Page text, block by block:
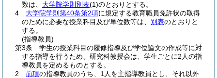
数は、 大学院学則別表(1)のとおりとする。
4
大学院学則第40条第2項に規定する教育職員免許状の取得
のために必要な授業科目及び単位数等は、 別表のとおりと
する。
(指導教員)
第3条
学生の授業科目の履修指導及び学位論文の作成等に対
する指導を行うため、研究科教授会は、学生ごとに2人の指
導教員を定めるものとする。
2
前項の指導教員のうち、1人を主指導教員とし、それ以外